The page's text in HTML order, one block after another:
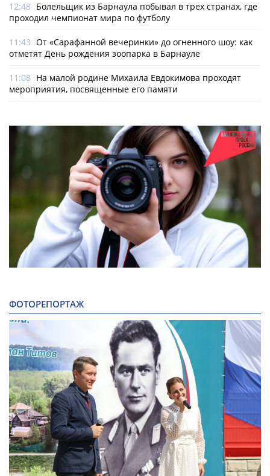
12:48 Болельщик из Барнаула побывал в трех странах, где
проходил чемпионат мира по футболу
11:43 От «Сарафанной вечеринки» до огненного шоу: как
отметят День рождения зоопарка в Барнауле
11:08 На малой родине Михаила Евдокимова проходят
мероприятия, посвященные его памяти
ФОТОРЕПОРТАЖ